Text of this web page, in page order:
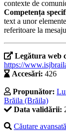
contexte de
Competența
text a unor
referitoare la
Legătura web
https://
Accesări: 426
Propunător:
Brăila (Brăila)
Data validării:
Căutare avansată